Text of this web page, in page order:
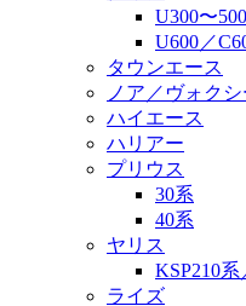
U300〜
U600／
タウンエース
ノア／ヴォクシ
ハイエース
ハリアー
プリウス
30系
40系
ヤリス
KSP210
ライズ